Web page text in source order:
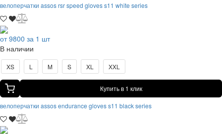
велоперчатки assos rsr speed gloves s11 white series
от 9800 за 1 шт
В наличии
XS L M S XL XXL
Купить в 1 клик
велоперчатки assos endurance gloves s11 black series